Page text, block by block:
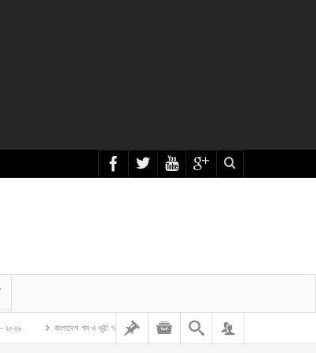
বাংলাদেশ গম ও ভুট্টা গবেষণা ইনস্টিটিউট এর অফিস সহকারী কাম কম্পিউটার মুদ্রাক্ষরিক নিয়োগ লিখিত প্রশ্ন